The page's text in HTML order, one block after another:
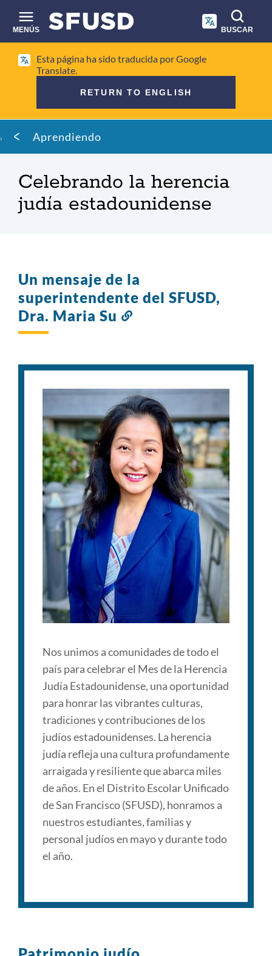
contenido
principal
MENÚS BUSCAR
BúsquedaEsta página ha sido traducida por Google
Translate.
RETURN TO ENGLISH
MigajaAprendiendo
Celebrando la herencia
judía estadounidense
Un mensaje de la
superintendente del SFUSD,
Dra. Maria Su
Nos unimos a comunidades de todo el
país para celebrar el Mes de la Herencia
Judía Estadounidense, una oportunidad
para honrar las vibrantes culturas,
tradiciones y contribuciones de los
judíos estadounidenses. La herencia
judía refleja una cultura profundamente
arraigada y resiliente que abarca miles
de años. En el Distrito Escolar Unificado
de San Francisco (SFUSD), honramos a
nuestros estudiantes, familias y
personal judíos en mayo y durante todo
el año.